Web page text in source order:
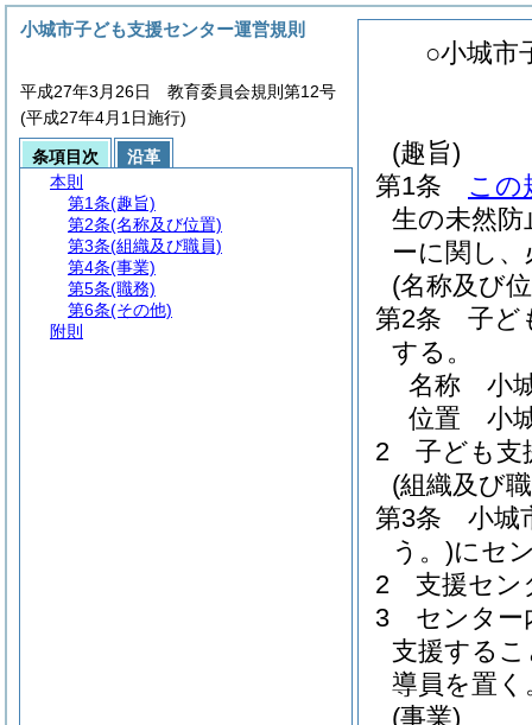
○小城市
(趣旨)
第1条
この
生の未然
ーに関し
(名称及び
第2条
子ど
する。
名称 小
位置 小
2
子ども支
(組織及び
第3条
小城
う。)にセ
2
支援セン
3
センター
支援する
導員を置く
(事業)
小城市子ども支援センター運営規則
平成27年3月26日 教育委員会規則第12号
(平成27年4月1日施行)
条項目次
沿革
本則
第1条(趣旨)
第2条(名称及び位置)
第3条(組織及び職員)
第4条(事業)
第5条(職務)
第6条(その他)
附則